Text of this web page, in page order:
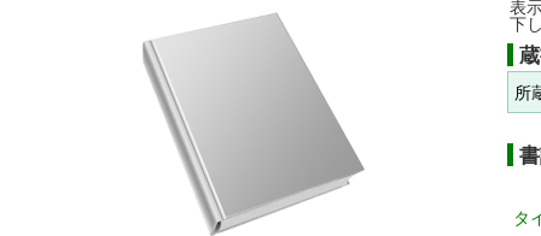
表
下
所
タ